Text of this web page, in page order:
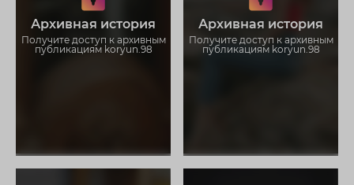
Архивная история
Получите доступ к архивным
публикациям koryun.98
Не отвлекайтесь на рекламу
Загружайте истории без
ограничений
Архивная история
Получите доступ к архивным
публикациям koryun.98
Не отвлекайтесь на рекламу
Загружайте истории без
ограничений